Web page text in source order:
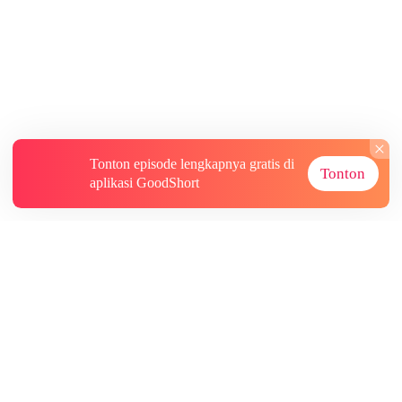
Tonton episode lengkapnya gratis di
aplikasi GoodShort
Tonton